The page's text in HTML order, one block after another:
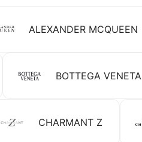
ALEXANDER MCQUEEN
BOTTEGA VENETA
CHARMANT Z